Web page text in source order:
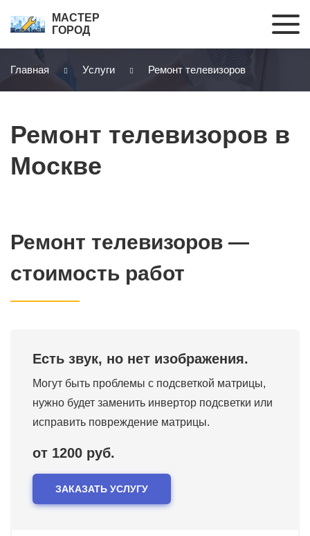
МАСТЕР
ГОРОД
Главная Услуги Ремонт телевизоров
Ремонт телевизоров в
Москве
Ремонт телевизоров —
стоимость работ
Есть звук, но нет изображения.
Могут быть проблемы с подсветкой матрицы,
нужно будет заменить инвертор подсветки или
исправить повреждение матрицы.
от 1200 руб.
ЗАКАЗАТЬ УСЛУГУ